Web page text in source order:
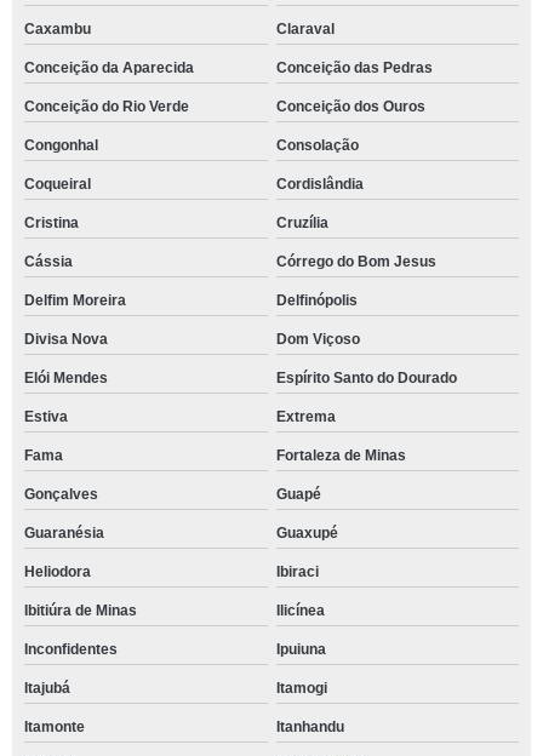
Caxambu Claraval
Conceição da Aparecida Conceição das Pedras
Conceição do Rio Verde Conceição dos Ouros
Congonhal Consolação
Coqueiral Cordislândia
Cristina Cruzília
Cássia Córrego do Bom Jesus
Delfim Moreira Delfinópolis
Divisa Nova Dom Viçoso
Elói Mendes Espírito Santo do Dourado
Estiva Extrema
Fama Fortaleza de Minas
Gonçalves Guapé
Guaranésia Guaxupé
Heliodora Ibiraci
Ibitiúra de Minas Ilicínea
Inconfidentes Ipuiuna
Itajubá Itamogi
Itamonte Itanhandu